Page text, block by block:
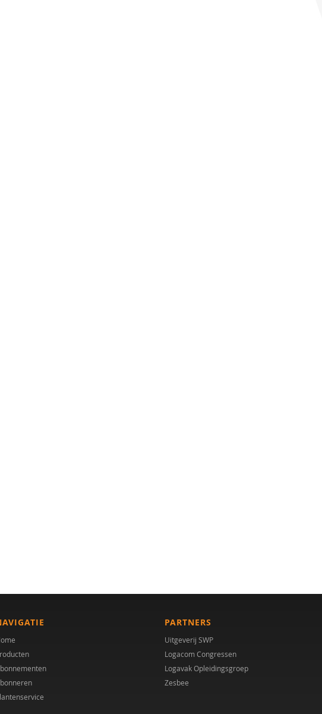
PARTNERS
Uitgeverij SWP
Logacom Congressen
Logavak Opleidingsgroep
Zesbee